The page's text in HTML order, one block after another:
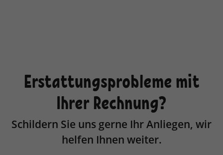
Erstattungsprobleme mit
Ihrer Rechnung?
Schildern Sie uns gerne Ihr Anliegen, wir
helfen Ihnen weiter.